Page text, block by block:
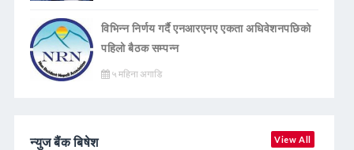
विभिन्न निर्णय गर्दै एनआरएनए एकता अधिवेशनपछिको
पहिलो बैठक सम्पन्न
५ महिना अगाडि
न्युज बैंक बिषेश View All